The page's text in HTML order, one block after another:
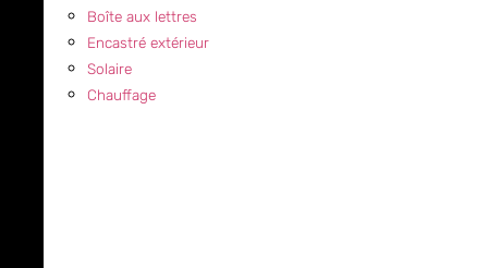
Boîte aux lettres
Encastré extérieur
Solaire
Chauffage